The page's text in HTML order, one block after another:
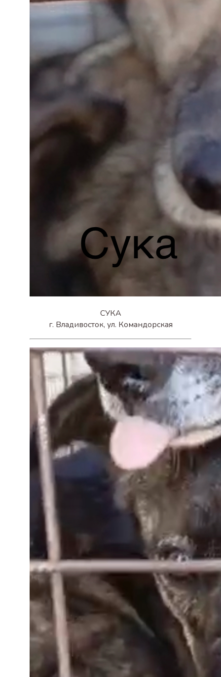
СУКА
г. Владивосток, ул. Командорская